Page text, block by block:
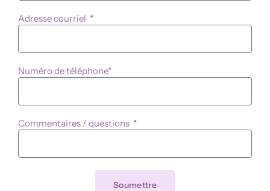
Adresse courriel
Numéro de téléphone*
Commentaires / questions
Soumettre